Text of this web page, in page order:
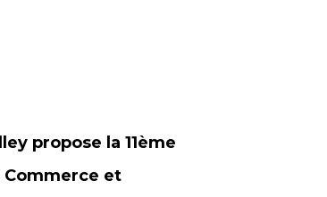
propose la 11ème
Commerce et